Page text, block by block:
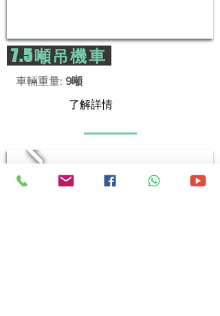
7.5噸吊機車
車輛重量: 9噸
了解詳情